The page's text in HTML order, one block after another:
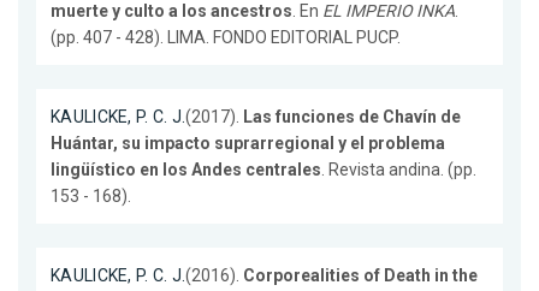
muerte y culto a los ancestros. En EL IMPERIO INKA.
(pp. 407 - 428). LIMA. FONDO EDITORIAL PUCP.
KAULICKE, P. C. J.(2017). Las funciones de Chavín de
Huántar, su impacto suprarregional y el problema
lingüístico en los Andes centrales. Revista andina. (pp.
153 - 168).
KAULICKE, P. C. J.(2016). Corporealities of Death in the